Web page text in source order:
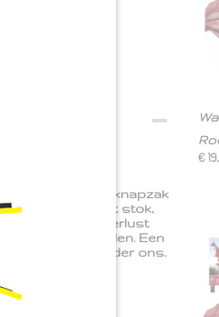
wandel knapzak
compleet met stok,
de mooie Wanderlust
Roerdalen. Een
onder ons.
€